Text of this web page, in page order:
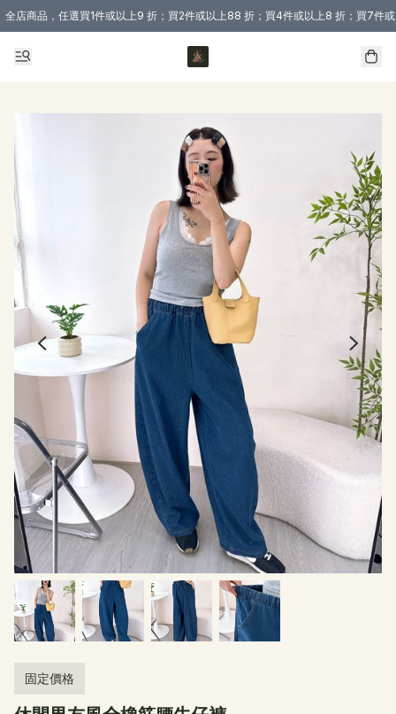
全店商品，任選買1件或以上9 折；買2件或以上88 折；買4件或以上8 折；買7件
購買 3 件商品或以上即享免運費優惠！（適用於 本地送貨、本地取貨 )
固定價格